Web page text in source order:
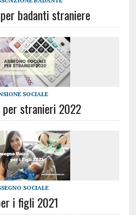
badanti straniere
SOCIALE
per stranieri 2022
SOCIALE
i figli 2021